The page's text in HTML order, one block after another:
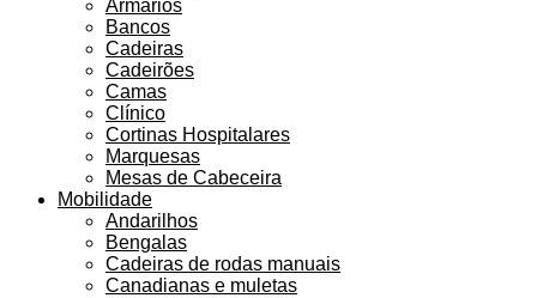
Armários
Bancos
Cadeiras
Cadeirões
Camas
Clínico
Cortinas Hospitalares
Marquesas
Mesas de Cabeceira
Mobilidade
Andarilhos
Bengalas
Cadeiras de rodas manuais
Canadianas e muletas